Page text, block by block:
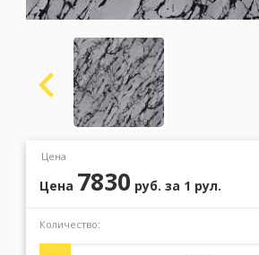
Цена
Цена 7830 руб. за 1 рул.
Количество: